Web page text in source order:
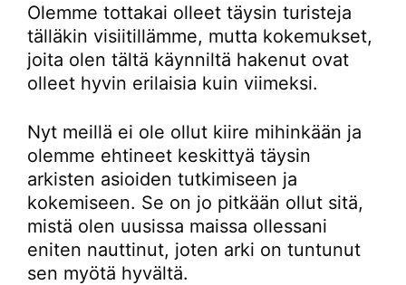
Olemme tottakai olleet täysin turisteja
tälläkin visiitillämme, mutta kokemukset,
joita olen tältä käynniltä hakenut ovat
olleet hyvin erilaisia kuin viimeksi.
Nyt meillä ei ole ollut kiire mihinkään ja
olemme ehtineet keskittyä täysin
arkisten asioiden tutkimiseen ja
kokemiseen. Se on jo pitkään ollut sitä,
mistä olen uusissa maissa ollessani
eniten nauttinut, joten arki on tuntunut
sen myötä hyvältä.